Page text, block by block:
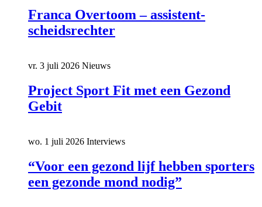
Franca Overtoom – assistent-
scheidsrechter
vr. 3 juli 2026 Nieuws
Project Sport Fit met een Gezond
Gebit
wo. 1 juli 2026 Interviews
“Voor een gezond lijf hebben sporters
een gezonde mond nodig”